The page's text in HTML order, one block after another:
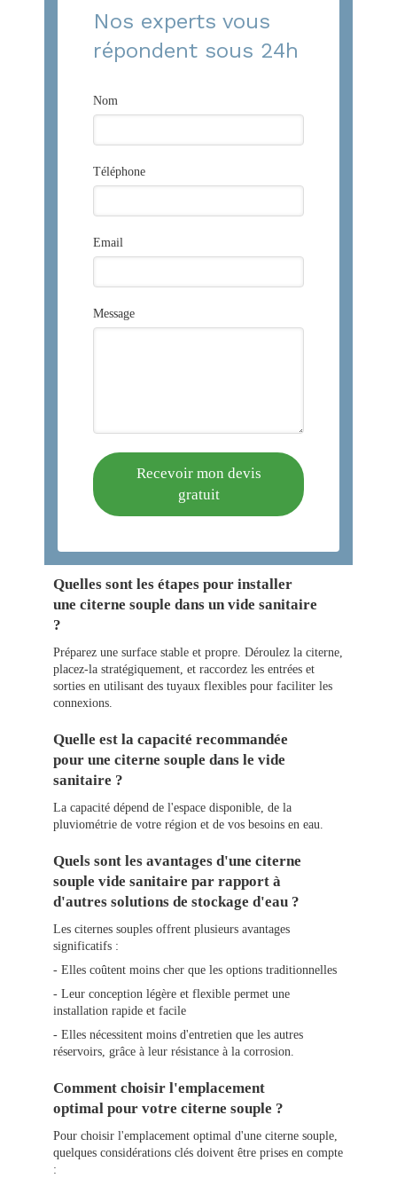
Nos experts vous
répondent sous 24h
Nom
Téléphone
Email
Message
Recevoir mon devis
gratuit
Quelles sont les étapes pour installer
une citerne souple dans un vide sanitaire
?
Préparez une surface stable et propre. Déroulez la citerne,
placez-la stratégiquement, et raccordez les entrées et
sorties en utilisant des tuyaux flexibles pour faciliter les
connexions.
Quelle est la capacité recommandée
pour une citerne souple dans le vide
sanitaire ?
La capacité dépend de l'espace disponible, de la
pluviométrie de votre région et de vos besoins en eau.
Quels sont les avantages d'une citerne
souple vide sanitaire par rapport à
d'autres solutions de stockage d'eau ?
Les citernes souples offrent plusieurs avantages
significatifs :
- Elles coûtent moins cher que les options traditionnelles
- Leur conception légère et flexible permet une
installation rapide et facile
- Elles nécessitent moins d'entretien que les autres
réservoirs, grâce à leur résistance à la corrosion.
Comment choisir l'emplacement
optimal pour votre citerne souple ?
Pour choisir l'emplacement optimal d'une citerne souple,
quelques considérations clés doivent être prises en compte
: